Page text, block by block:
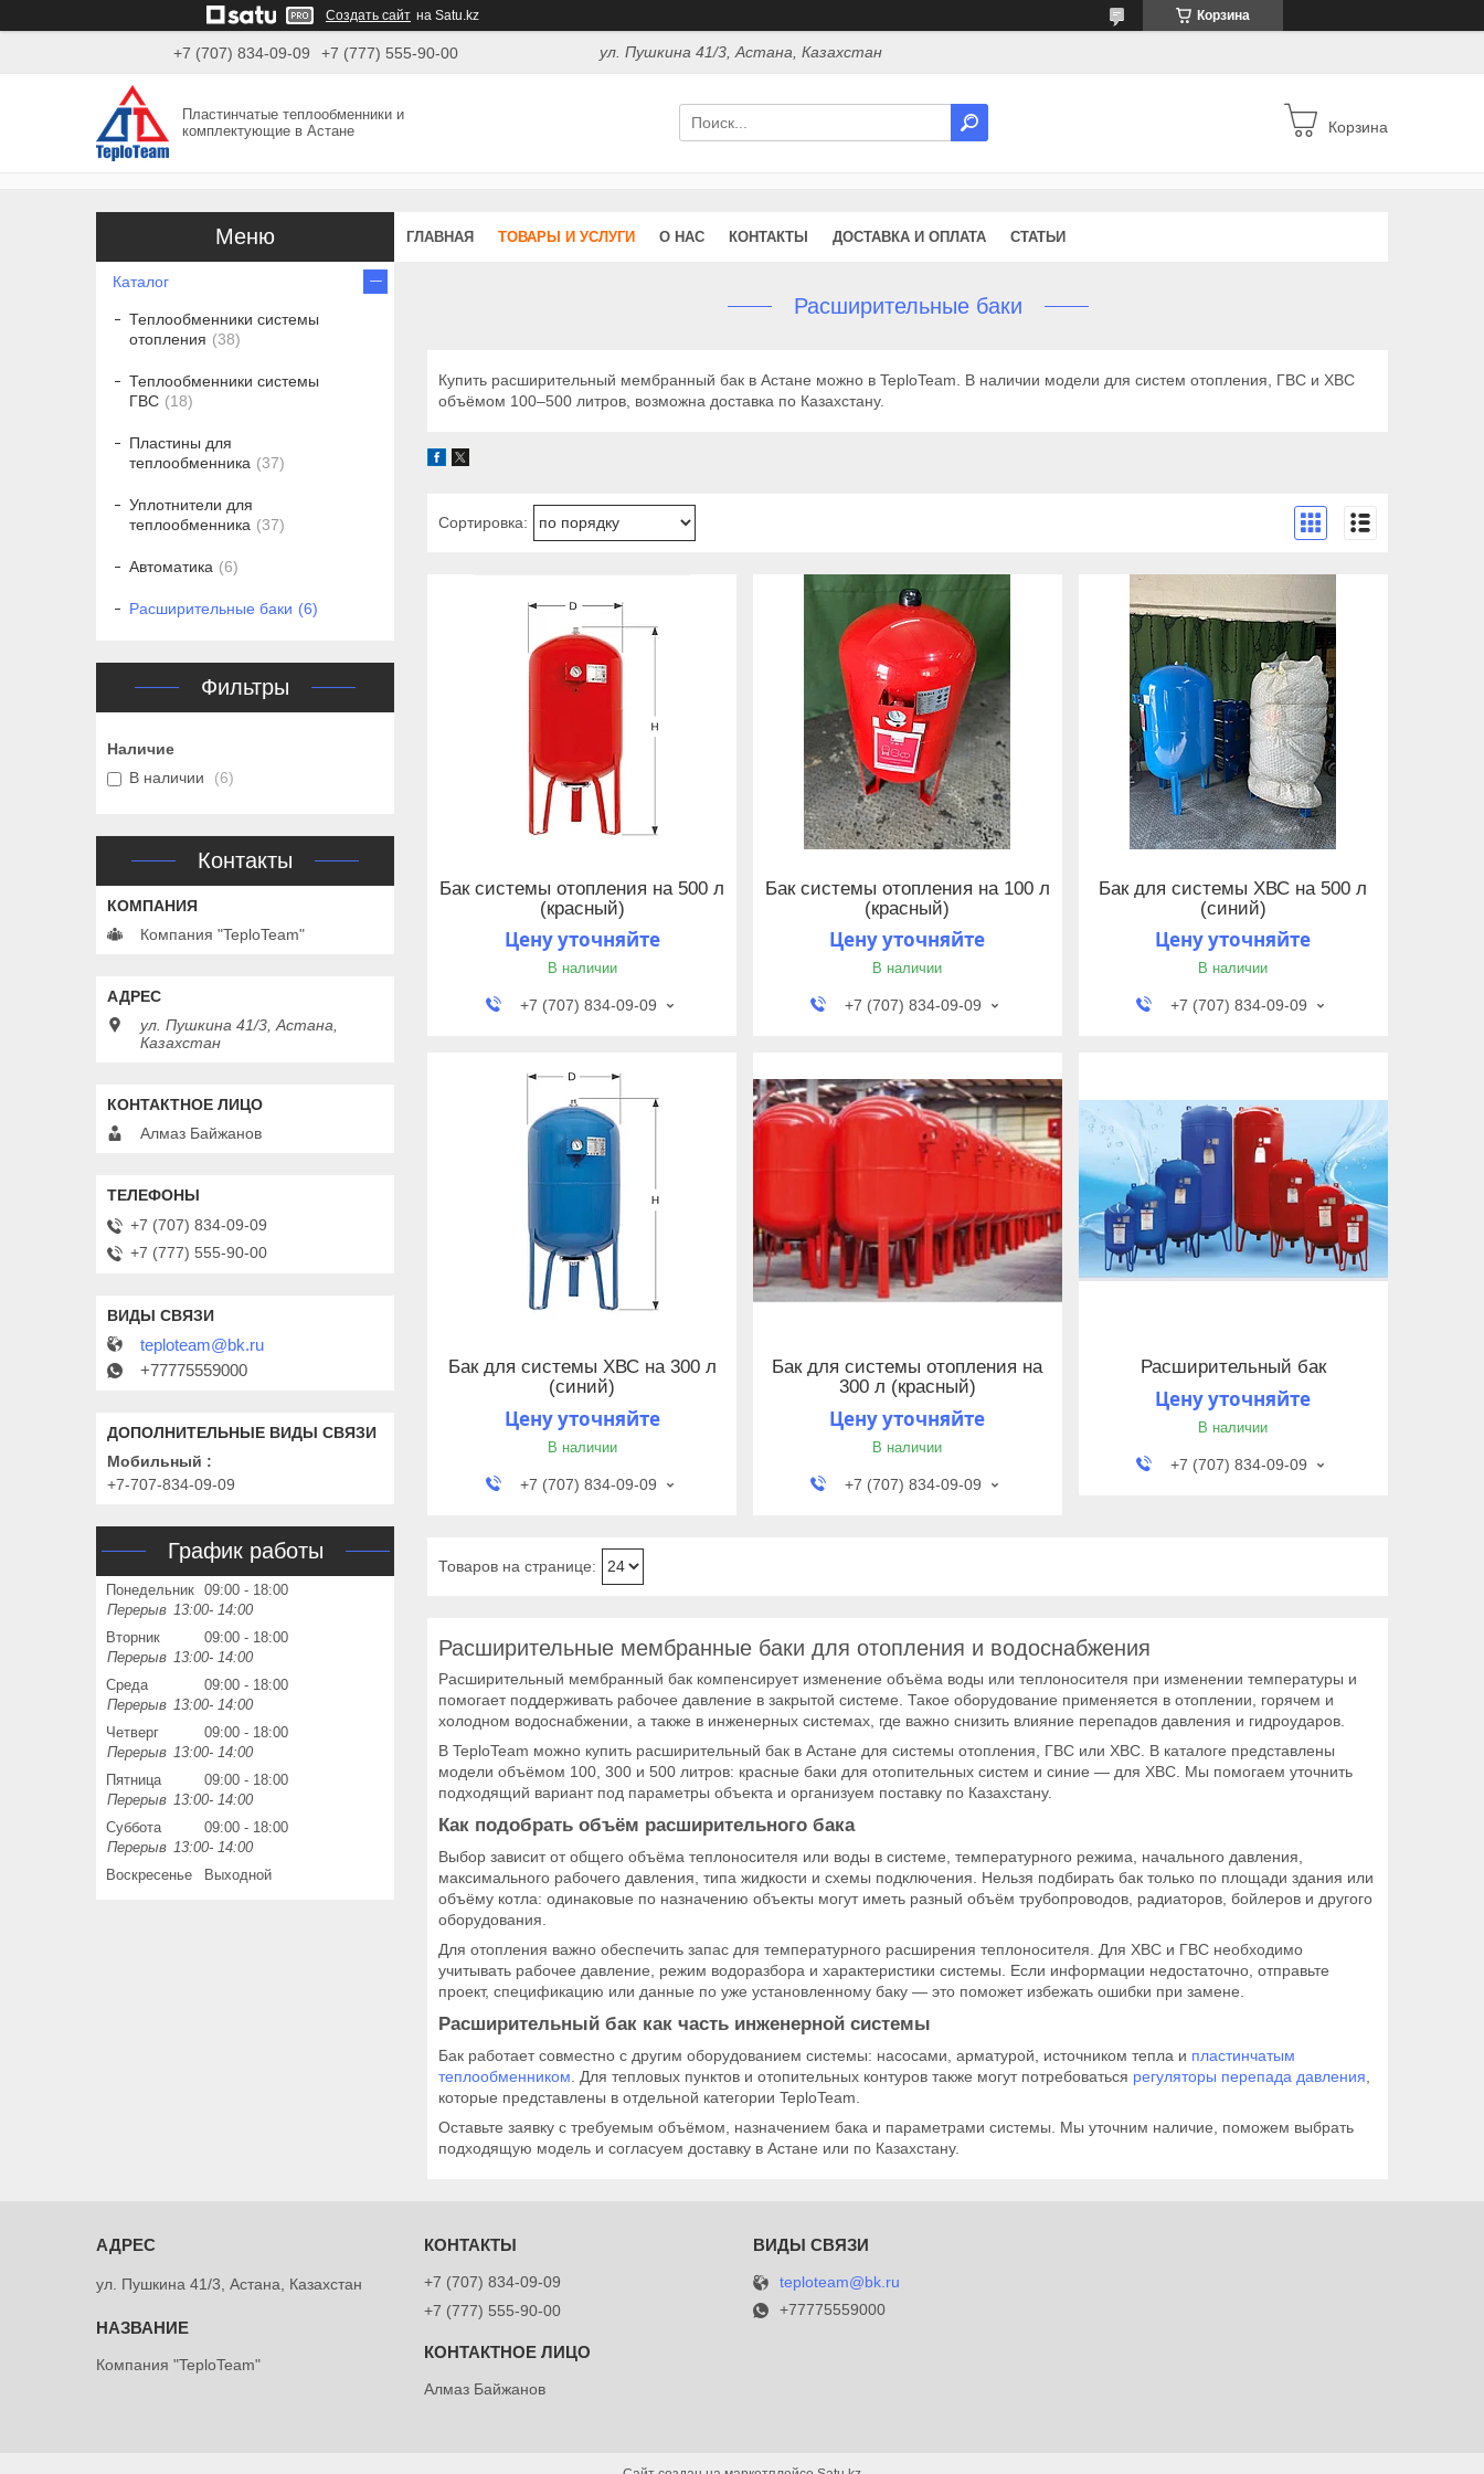
Создать сайт на Satu.kz Корзина
+7 (707) 834-09-09 +7 (777) 555-90-00 ул. Пушкина 41/3, Астана, Казахстан
Пластинчатые теплообменники и
комплектующие в Астане
Корзина
ГЛАВНАЯ ТОВАРЫ И УСЛУГИ О НАС КОНТАКТЫ ДОСТАВКА И ОПЛАТА СТАТЬИ
Расширительные баки
Купить расширительный мембранный бак в Астане можно в TeploTeam. В наличии модели для систем отопления, ГВС и ХВС
объёмом 100–500 литров, возможна доставка по Казахстану.
Бак системы отопления на 500 л
(красный)
Цену уточняйте
В наличии
+7 (707) 834-09-09
Бак системы отопления на 100 л
(красный)
Цену уточняйте
В наличии
+7 (707) 834-09-09
Бак для системы ХВС на 500 л
(синий)
Цену уточняйте
В наличии
+7 (707) 834-09-09
Бак для системы ХВС на 300 л
(синий)
Цену уточняйте
В наличии
+7 (707) 834-09-09
Бак для системы отопления на
300 л (красный)
Цену уточняйте
В наличии
+7 (707) 834-09-09
Расширительный бак
Цену уточняйте
В наличии
+7 (707) 834-09-09
Расширительные мембранные баки для отопления и водоснабжения
Расширительный мембранный бак компенсирует изменение объёма воды или теплоносителя при изменении температуры и
помогает поддерживать рабочее давление в закрытой системе. Такое оборудование применяется в отоплении, горячем и
холодном водоснабжении, а также в инженерных системах, где важно снизить влияние перепадов давления и гидроударов.
В TeploTeam можно купить расширительный бак в Астане для системы отопления, ГВС или ХВС. В каталоге представлены
модели объёмом 100, 300 и 500 литров: красные баки для отопительных систем и синие — для ХВС. Мы помогаем уточнить
подходящий вариант под параметры объекта и организуем поставку по Казахстану.
Как подобрать объём расширительного бака
Выбор зависит от общего объёма теплоносителя или воды в системе, температурного режима, начального давления,
максимального рабочего давления, типа жидкости и схемы подключения. Нельзя подбирать бак только по площади здания или
объёму котла: одинаковые по назначению объекты могут иметь разный объём трубопроводов, радиаторов, бойлеров и другого
оборудования.
Для отопления важно обеспечить запас для температурного расширения теплоносителя. Для ХВС и ГВС необходимо
учитывать рабочее давление, режим водоразбора и характеристики системы. Если информации недостаточно, отправьте
проект, спецификацию или данные по уже установленному баку — это поможет избежать ошибки при замене.
Расширительный бак как часть инженерной системы
Бак работает совместно с другим оборудованием системы: насосами, арматурой, источником тепла и пластинчатым
теплообменником. Для тепловых пунктов и отопительных контуров также могут потребоваться регуляторы перепада давления,
которые представлены в отдельной категории TeploTeam.
Оставьте заявку с требуемым объёмом, назначением бака и параметрами системы. Мы уточним наличие, поможем выбрать
подходящую модель и согласуем доставку в Астане или по Казахстану.
Каталог
Теплообменники системы
отопления
38
Теплообменники системы
ГВС
18
Пластины для
теплообменника
37
Уплотнители для
теплообменника
37
Автоматика 6
Расширительные баки 6
Фильтры
Наличие
В наличии
6
Контакты
Компания "TeploTeam"
ул. Пушкина 41/3, Астана,
Казахстан
Алмаз Байжанов
+7 (707) 834-09-09
+7 (777) 555-90-00
teploteam@bk.ru
+77775559000
Мобильный
+7-707-834-09-09
График работы
Понедельник 09:00
18:00
13:00 14:00
Вторник
09:00
18:00
13:00 14:00
Среда
09:00
18:00
13:00 14:00
Четверг
09:00
18:00
13:00 14:00
Пятница
09:00
18:00
13:00 14:00
Суббота
09:00
18:00
13:00 14:00
Воскресенье
Выходной
ул. Пушкина 41/3, Астана, Казахстан
Компания "TeploTeam"
+7 (707) 834-09-09
+7 (777) 555-90-00
Алмаз Байжанов
teploteam@bk.ru
+77775559000